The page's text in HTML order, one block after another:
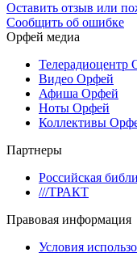
Оставить отзыв или
Сообщить об ошибке
Орфей медиа
Телерадиоцентр
Видео Орфей
Афиша Орфей
Ноты Орфей
Коллективы
Партнеры
Российская
///ТРАКТ
Правовая информация
Условия